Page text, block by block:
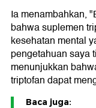
Ia menambahkan,
bahwa suplemen
kesehatan mental
pengetahuan saya
menunjukkan
triptofan dapat
Baca juga: